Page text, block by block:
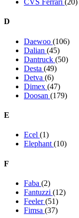
CVS Ferrari (20)
D
Daewoo (106)
Dalian (45)
Dantruck (50)
Desta (49)
Detva (6)
Dimex (47)
Doosan (179)
E
Ecel (1)
Elephant (10)
F
Faba (2)
Fantuzzi (12)
Feeler(51)
Fimsa (37)